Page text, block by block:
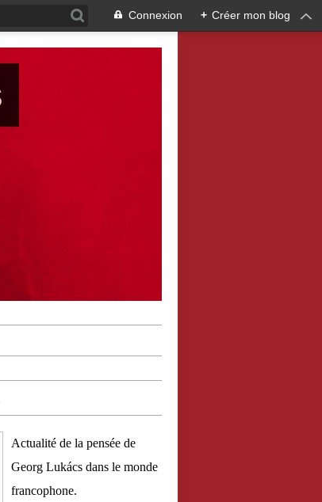
Connexion + Créer mon blog
Actualité de la pensée de
Georg Lukács dans le monde
francophone.